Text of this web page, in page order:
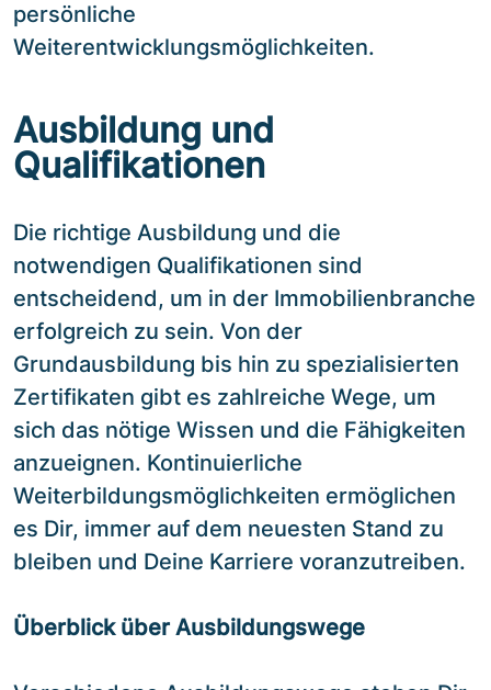
persönliche
Weiterentwicklungsmöglichkeiten.
Ausbildung und
Qualifikationen
Die richtige Ausbildung und die
notwendigen Qualifikationen sind
entscheidend, um in der Immobilienbranche
erfolgreich zu sein. Von der
Grundausbildung bis hin zu spezialisierten
Zertifikaten gibt es zahlreiche Wege, um
sich das nötige Wissen und die Fähigkeiten
anzueignen. Kontinuierliche
Weiterbildungsmöglichkeiten ermöglichen
es Dir, immer auf dem neuesten Stand zu
bleiben und Deine Karriere voranzutreiben.
Überblick über Ausbildungswege